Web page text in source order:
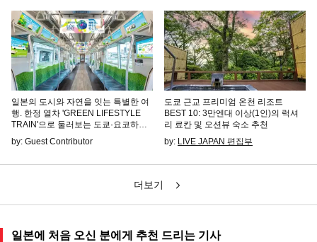
일본의 도시와 자연을 잇는 특별한 여
행. 한정 열차 'GREEN LIFESTYLE
TRAIN'으로 둘러보는 도쿄·요코하마
by: Guest Contributor
도쿄 근교 프리미엄 온천 리조트
BEST 10: 3만엔대 이상(1인)의 럭셔
리 료칸 및 오션뷰 숙소 추천
by: LIVE JAPAN 편집부
더보기
일본에 처음 오신 분에게 추천 드리는 기사